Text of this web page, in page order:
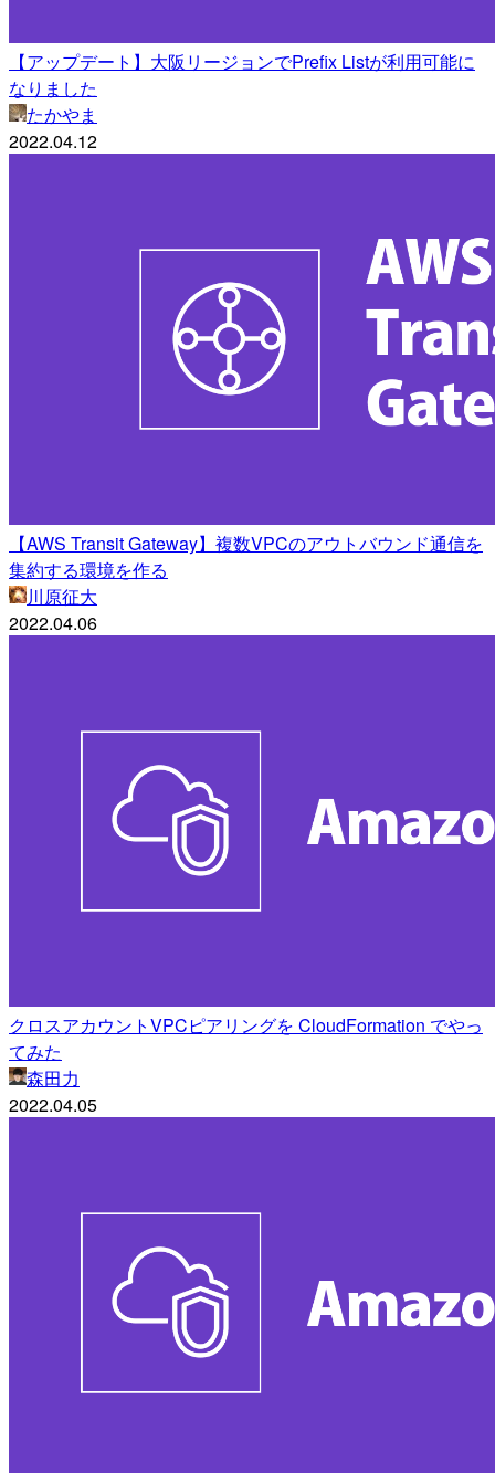
【アップデート】大阪リージョンでPrefix Listが利用可能に
なりました
たかやま
2022.04.12
【AWS Transit Gateway】複数VPCのアウトバウンド通信を
集約する環境を作る
川原征大
2022.04.06
クロスアカウントVPCピアリングを CloudFormation でやっ
てみた
森田力
2022.04.05